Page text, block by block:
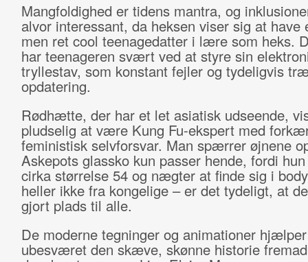
Mangfoldighed er tidens mantra, og
alvor interessant, da heksen viser sig at have
men ret cool teenagedatter i lære som heks.
har teenageren svært ved at styre sin
tryllestav, som konstant fejler og tydeligvis
opdatering.
Rødhætte, der har et let asiatisk udseende,
pludselig at være Kung Fu-ekspert med
feministisk selvforsvar. Man spærrer øjnene
Askepots glassko kun passer hende, fordi
cirka størrelse 54 og nægter at finde sig i
heller ikke fra kongelige – er det tydeligt, at
gjort plads til alle.
De moderne tegninger og animationer hjælper
ubesværet den skæve, skønne historie